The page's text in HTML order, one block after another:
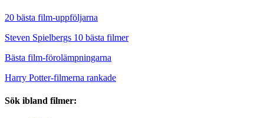
20 bästa film-uppföljarna
Steven Spielbergs 10 bästa filmer
Bästa film-förolämpningarna
Harry Potter-filmerna rankade
Sök ibland filmer: